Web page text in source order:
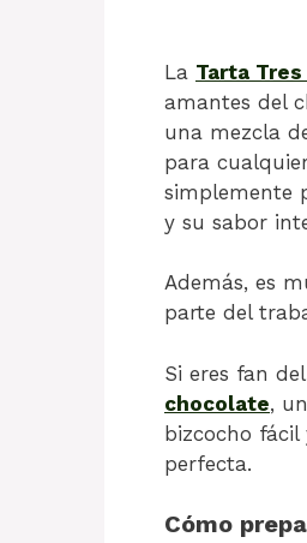
La Tarta
amantes del
una mezcla
para
simplemente
y su sabor
Además, es
parte del
Si eres fan
chocolate,
bizcocho fácil
perfecta.
Cómo